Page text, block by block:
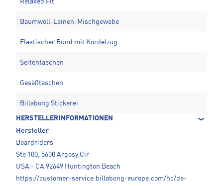
Relaxed Fit
Baumwoll-Leinen-Mischgewebe
Elastischer Bund mit Kordelzug
Seitentaschen
Gesäßtaschen
Billabong Stickerei
HERSTELLERINFORMATIONEN
Hersteller
Boardriders
Ste 100, 5600 Argosy Cir
USA - CA 92649 Huntington Beach
https://customer-service.billabong-europe.com/hc/de-